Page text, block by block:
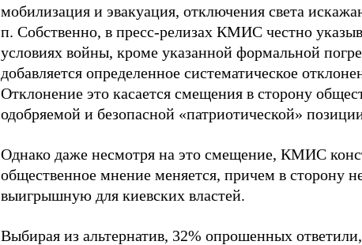
мобилизация и эвакуация, отключения света
п. Собственно, в пресс-релизах КМИС честно
условиях войны, кроме указанной формальной
добавляется определенное систематическое
Отклонение это касается смещения в сторону
одобряемой и безопасной «патриотической»
Однако даже несмотря на это смещение, КМИС
общественное мнение меняется, причем в сторону
выигрышную для киевских властей.
Выбирая из альтернатив, 32% опрошенных